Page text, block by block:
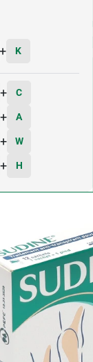
+ K
+ C
+ A
+ W
+ H